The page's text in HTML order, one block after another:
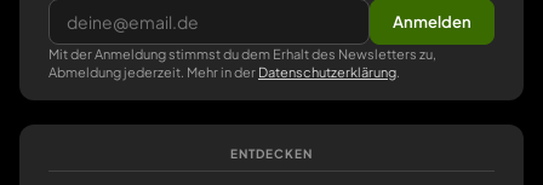
Anmelden
Mit der Anmeldung stimmst du dem Erhalt des Newsletters zu,
Abmeldung jederzeit. Mehr in der Datenschutzerklärung
ENTDECKEN